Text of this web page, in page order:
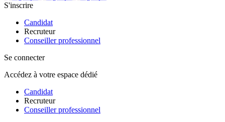
S'inscrire
Candidat
Recruteur
Conseiller professionnel
Se connecter
Accédez à votre espace dédié
Candidat
Recruteur
Conseiller professionnel